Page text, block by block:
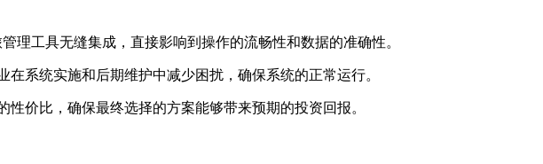
理工具无缝集成，直接影响到操作的流畅性和数据的准确性。
系统实施和后期维护中减少困扰，确保系统的正常运行。
价比，确保最终选择的方案能够带来预期的投资回报。